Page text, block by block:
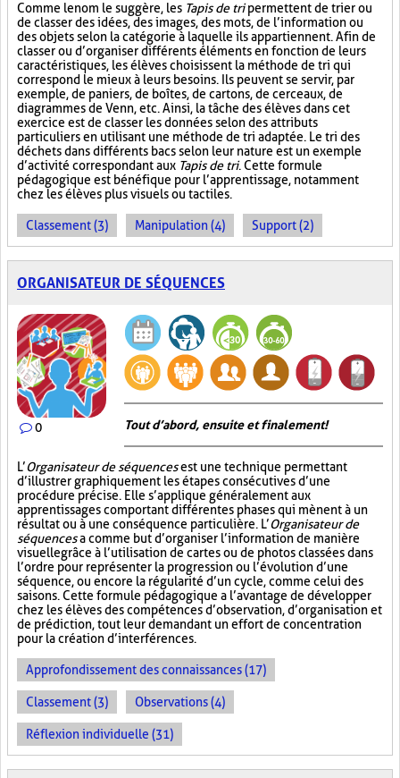
Comme le nom le suggère, les Tapis de tripermettent de trier ou
de classer des idées, des images, des mots, de l’information ou
des objets selon la catégorie à laquelle ils appartiennent. Afin de
classer ou d’organiser différents éléments en fonction de leurs
caractéristiques, les élèves choisissent la méthode de tri qui
correspond le mieux à leurs besoins. Ils peuvent se servir, par
exemple, de paniers, de boîtes, de cartons, de cerceaux, de
diagrammes de Venn, etc. Ainsi, la tâche des élèves dans cet
exercice est de classer les données selon des attributs
particuliers en utilisant une méthode de tri adaptée. Le tri des
déchets dans différents bacs selon leur nature est un exemple
d’activité correspondant aux Tapis de tri. Cette formule
pédagogique est bénéfique pour l’apprentissage, notamment
chez les élèves plus visuels ou tactiles.
Classement (3) Manipulation (4) Support (2)
ORGANISATEUR DE SÉQUENCES
0 Tout d’abord, ensuite et finalement!
L’Organisateur de séquencesest une technique permettant
d’illustrer graphiquement les étapes consécutives d’une
procédure précise. Elle s’applique généralement aux
apprentissages comportant différentes phases qui mènent à un
résultat ou à une conséquence particulière. L’Organisateur de
séquencesa comme but d’organiser l’information de manière
visuellegrâce à l’utilisation de cartes ou de photos classées dans
l’ordre pour représenter la progression ou l’évolution d’une
séquence, ou encore la régularité d’un cycle, comme celui des
saisons. Cette formule pédagogique a l’avantage de développer
chez les élèves des compétences d’observation, d’organisation et
de prédiction, tout leur demandant un effort de concentration
pour la création d’interférences.
Approfondissement des connaissances (17)
Classement (3) Observations (4)
Réflexion individuelle (31)